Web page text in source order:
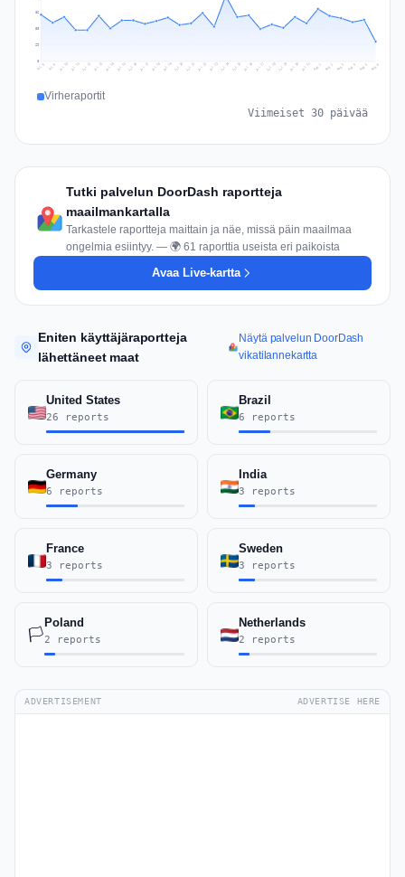
29
58
86
Jul 8 Jul 9 Jul 10 Jul 11 Jul 12 Jul 13 Jul 14 Jul 15 Jul 16 Jul 17 Jul 18 Jul 19 Jul 20 Jul 21 Jul 22 Jul 23 Jul 24 Jul 25 Jul 26 Jul 27 Jul 28 Jul 29 Jul 30 Jul 31 Aug 1 Aug 2 Aug 3 Aug 4 Aug 5 Aug 6
Virheraportit
Viimeiset 30 päivää
Tutki palvelun DoorDash raportteja
maailmankartalla
Tarkastele raportteja maittain ja näe, missä päin maailmaa
ongelmia esiintyy. — 🌍 61 raporttia useista eri paikoista
Avaa Live-kartta
Eniten käyttäjäraportteja
lähettäneet maat
Näytä palvelun DoorDash
vikatilannekartta
United States
26 reports
Brazil
6 reports
Germany
6 reports
India
3 reports
France
3 reports
Sweden
3 reports
🏳️
Poland
2 reports
Netherlands
2 reports
ADVERTISEMENT ADVERTISE HERE